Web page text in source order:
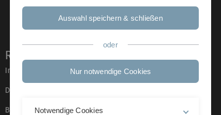
Rechtliche Hinweise
Impressum
Datenschutz
Barrierefreiheit
Auswahl speichern & schließen
oder
Nur notwendige Cookies
Notwendige Cookies